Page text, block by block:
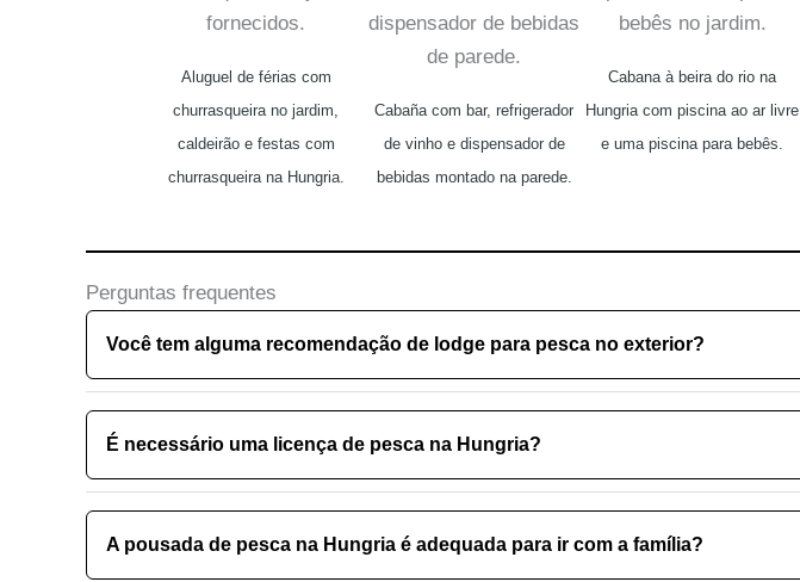
Aluguel de férias com
churrasqueira no jardim,
caldeirão e festas com
churrasqueira na Hungria.
Cabaña com bar, refrigerador
de vinho e dispensador de
bebidas montado na parede.
Cabana à beira do rio na
Hungria com piscina ao ar livre
e uma piscina para bebês.
Perguntas frequentes
Você tem alguma recomendação de lodge para pesca no exterior?
É necessário uma licença de pesca na Hungria?
A pousada de pesca na Hungria é adequada para ir com a família?